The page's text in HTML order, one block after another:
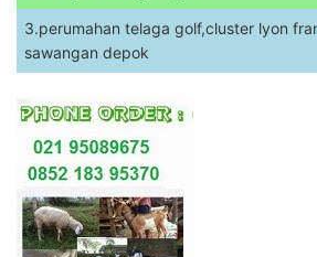
3.perumahan telaga golf,cluster lyon
sawangan depok